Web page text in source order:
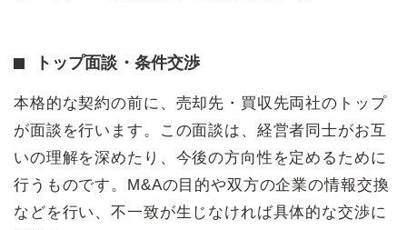
トップ面談・条件交渉
本格的な契約の前に、売却先・買収先両社のトップ
が面談を行います。この面談は、経営者同士がお互
いの理解を深めたり、今後の方向性を定めるために
行うものです。M&Aの目的や双方の企業の情報交換
などを行い、不一致が生じなければ具体的な交渉に